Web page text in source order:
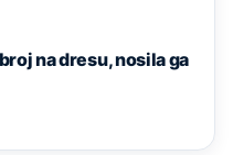
na dresu, nosila ga